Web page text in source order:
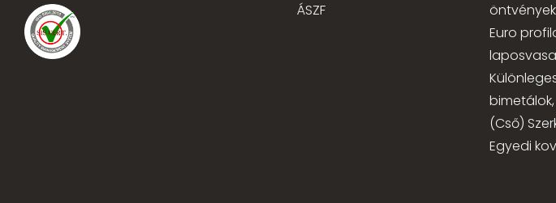
ÁSZF
öntvények
Euro
(Cső)
Egyedi